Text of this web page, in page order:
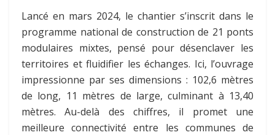
Lancé en mars 2024, le chantier s’inscrit dans le
programme national de construction de 21 ponts
modulaires mixtes, pensé pour désenclaver les
territoires et fluidifier les échanges. Ici, l’ouvrage
impressionne par ses dimensions : 102,6 mètres
de long, 11 mètres de large, culminant à 13,40
mètres. Au-delà des chiffres, il promet une
meilleure connectivité entre les communes de